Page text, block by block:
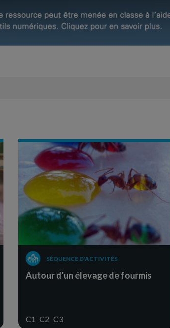
SÉQUENCE D'ACTIVITÉS
Autour d'un élevage de fourmis
C1 C2 C3